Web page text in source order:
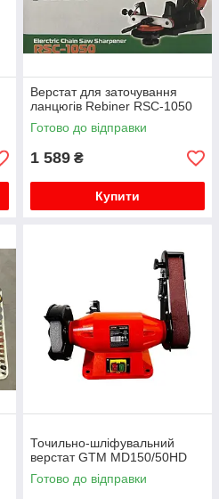
Верстат для заточування
ланцюгів Rebiner RSC-1050
Готово до відправки
1 589 ₴
Купити
Точильно-шліфувальний
верстат GTM MD150/50HD
Готово до відправки